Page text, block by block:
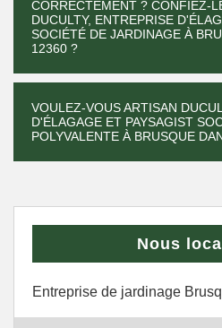
CORRECTEMENT ? CONFIEZ-
DUCULTY, ENTREPRISE
SOCIÉTÉ DE JARDINAGE À
12360 ?
VOULEZ-VOUS ARTISAN
D'ÉLAGAGE ET PAYSAGIST
POLYVALENTE À BRUSQUE
Nous
Entreprise de jardinage